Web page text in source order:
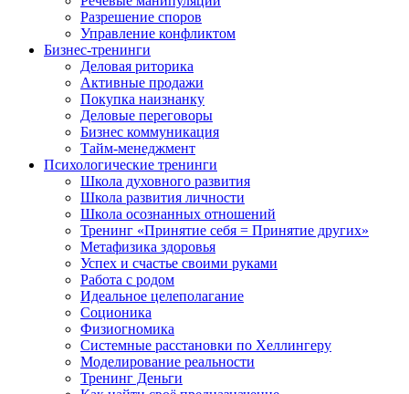
Разрешение споров
Управление конфликтом
Бизнес-тренинги
Деловая риторика
Активные продажи
Покупка наизнанку
Деловые переговоры
Бизнес коммуникация
Тайм-менеджмент
Психологические тренинги
Школа духовного развития
Школа развития личности
Школа осознанных отношений
Тренинг «Принятие себя = Принятие других»
Метафизика здоровья
Успех и счастье своими руками
Работа с родом
Идеальное целеполагание
Соционика
Физиогномика
Системные расстановки по Хеллингеру
Моделирование реальности
Тренинг Деньги